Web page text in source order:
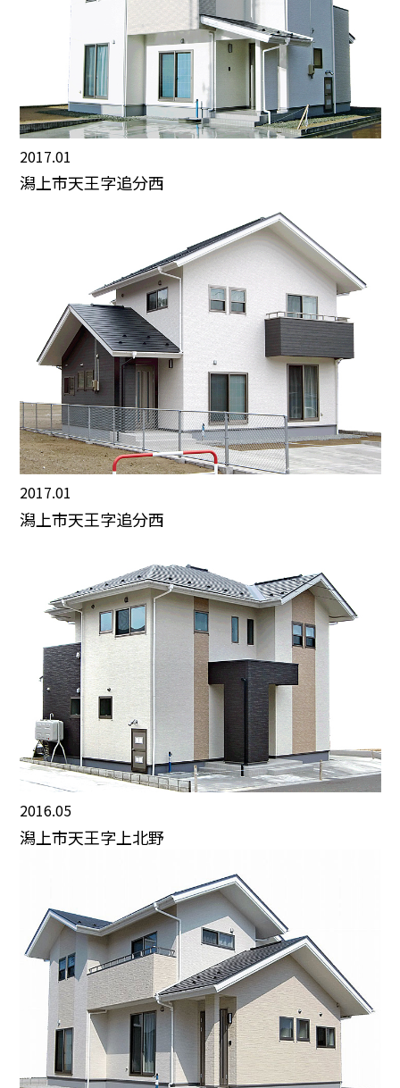
2017.01
潟上市天王字追分西
2017.01
潟上市天王字追分西
2016.05
潟上市天王字上北野